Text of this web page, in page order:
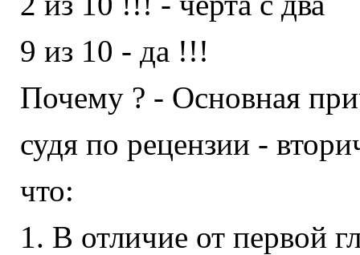
9 из 10 - да !!!
Почему ? - Основная
судя по рецензии -
что:
1. В отличие от первой